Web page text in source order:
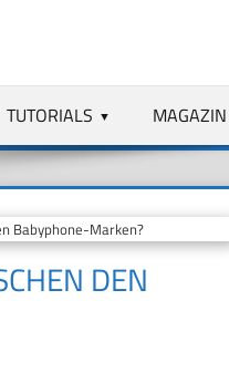
TUTORIALS MAGAZIN
Babyphone-Marken?
DEN